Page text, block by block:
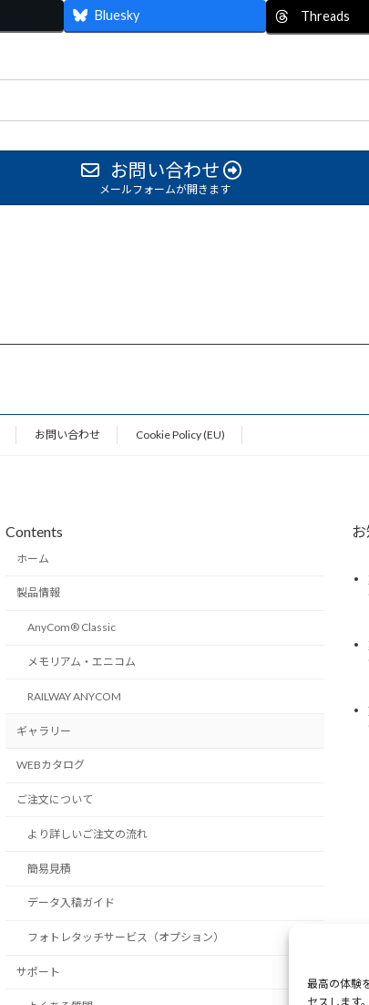
最高の体験
セスします
Bluesky Threads
お問い合わせ
メールフォームが開きます
お問い合わせ Cookie Policy (EU)
Contents
ホーム
製品情報
AnyCom® Classic
メモリアム・エニコム
RAILWAY ANYCOM
ギャラリー
WEBカタログ
ご注文について
より詳しいご注文の流れ
簡易見積
データ入稿ガイド
フォトレタッチサービス（オプション）
サポート